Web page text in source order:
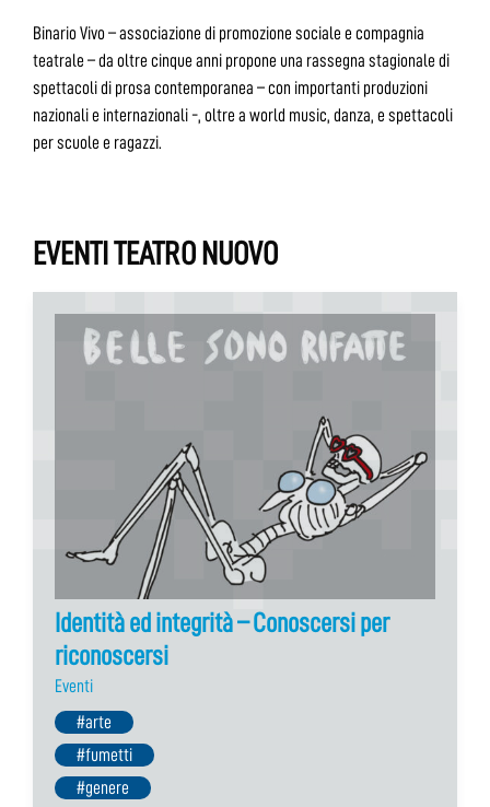
Binario Vivo – associazione di promozione sociale e compagnia
teatrale – da oltre cinque anni propone una rassegna stagionale di
spettacoli di prosa contemporanea – con importanti produzioni
nazionali e internazionali -, oltre a world music, danza, e spettacoli
per scuole e ragazzi.
EVENTI TEATRO NUOVO
Identità ed integrità – Conoscersi per
riconoscersi
Eventi
#arte
#fumetti
#genere